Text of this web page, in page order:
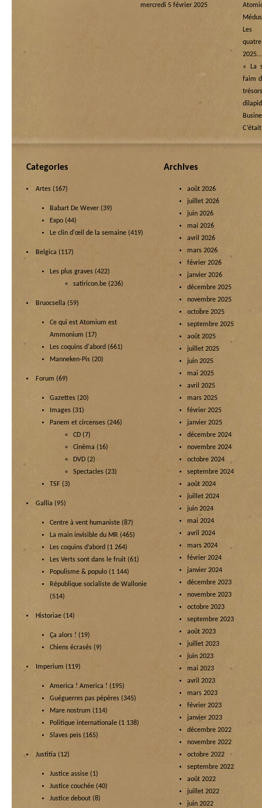
mercredi 5 février 2025
Les
quatre
2025…
« La
faim
Categories
Artes (167)
Babart De Wever (39)
Expo (44)
Le clin d'œil de la semaine (419)
Belgica (117)
Les plus graves (422)
satiricon.be (236)
Bruocsella (59)
Ce qui est Atomium est
Ammonium (17)
Les coquins d'abord (661)
Manneken-Pis (20)
Forum (69)
Gazettes (20)
Images (31)
Panem et circenses (246)
CD (7)
Cinéma (16)
DVD (2)
Spectacles (23)
TSF (3)
Gallia (95)
Centre à vent humaniste (87)
La main invisible du MR (465)
Les coquins d’abord (1 264)
Les Verts sont dans le fruit (61)
Populisme & populo (1 144)
République socialiste de Wallonie
(514)
Historiae (14)
Ça alors ! (19)
Chiens écrasés (9)
Imperium (119)
America ! America ! (195)
Guéguerres pas pépères (345)
Mare nostrum (114)
Politique internationale (1 138)
Slaves peïs (165)
Justitia (12)
Justice assise (1)
Justice couchée (40)
Justice debout (8)
Archives
août 2026
juillet 2026
juin 2026
mai 2026
avril 2026
mars 2026
février 2026
janvier 2026
décembre 2025
novembre 2025
octobre 2025
septembre 2025
août 2025
juillet 2025
juin 2025
mai 2025
avril 2025
mars 2025
février 2025
janvier 2025
décembre 2024
novembre 2024
octobre 2024
septembre 2024
août 2024
juillet 2024
juin 2024
mai 2024
avril 2024
mars 2024
février 2024
janvier 2024
décembre 2023
novembre 2023
octobre 2023
septembre 2023
août 2023
juillet 2023
juin 2023
mai 2023
avril 2023
mars 2023
février 2023
janvier 2023
décembre 2022
novembre 2022
octobre 2022
septembre 2022
août 2022
juillet 2022
juin 2022